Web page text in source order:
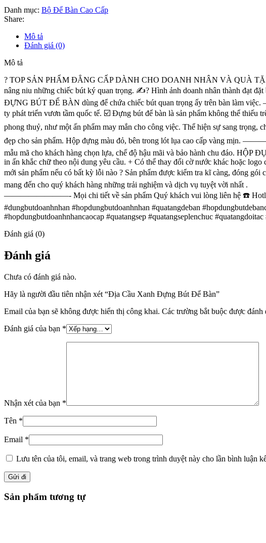
Danh mục: Bộ Để Bàn Cao Cấp
Share:
Mô tả
Đánh giá (0)
Mô tả
?️ TOP SẢN PHẨM ĐẲNG CẤP DÀNH CHO DOANH NHÂN VÀ QUÀ
nâng niu những chiếc bút ký quan trọng. ✍? Hình ảnh doanh nhân thành đạt
ĐỰNG BÚT ĐỂ BÀN dùng để chứa chiếc bút quan trọng ấy trên bàn làm việc.
ty phát triển vươn tầm quốc tế. ☑️ Đựng bút để bàn là sản phẩm không thể thiếu
phong thuỷ, như một ấn phẩm may mắn cho công việc. Thể hiện sự sang
đẹp cho sản phẩm. Hộp đựng màu đỏ, bên trong lót lụa cao cấp vàng mịn.
mẫu mã cho khách hàng chọn lựa, chế độ hậu mãi và bảo hành chu đáo.
in ấn khắc chữ theo nội dung yêu cầu. + Có thể thay đổi cờ nước khác hoặc
mới sản phẩm nếu có bất kỳ lỗi nào ? Sản phẩm được kiểm tra kĩ càng, đóng
mang đến cho quý khách hàng những trải nghiệm và dịch vụ tuyệt vời nhất .
————————- Mọi chi tiết về sản phẩm Quý khách vui lòng liên hệ ☎️ Hotline:
#dungbutdoanhnhan #hopdungbutdoanhnhan #quatangdeban
#hopdungbutdoanhnhancaocap #quatangsep #quatangseplenchuc
Đánh giá (0)
Đánh giá
Chưa có đánh giá nào.
Hãy là người đầu tiên nhận xét “Địa Cầu Xanh Đựng Bút Để Bàn”
Email của bạn sẽ không được hiển thị công khai. Các trường bắt buộc được đánh
Đánh giá của bạn *
Nhận xét của bạn *
Tên *
Email *
Lưu tên của tôi, email, và trang web trong trình duyệt này cho lần bình luận
Sản phẩm tương tự